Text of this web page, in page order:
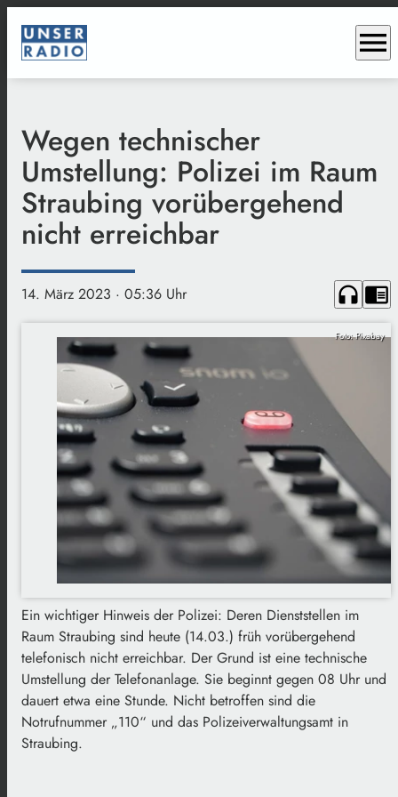
menu
Wegen technischer
Umstellung: Polizei im Raum
Straubing vorübergehend
nicht erreichbar
14. März 2023 · 05:36 Uhr headphones chrome_reader_mode
Foto: Pixabay
Ein wichtiger Hinweis der Polizei: Deren Dienststellen im
Raum Straubing sind heute (14.03.) früh vorübergehend
telefonisch nicht erreichbar. Der Grund ist eine technische
Umstellung der Telefonanlage. Sie beginnt gegen 08 Uhr und
dauert etwa eine Stunde. Nicht betroffen sind die
Notrufnummer „110“ und das Polizeiverwaltungsamt in
Straubing.